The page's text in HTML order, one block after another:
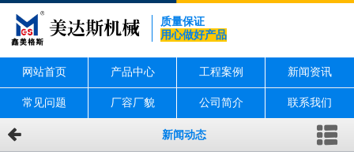
质量保证
用心做好产品
网站首页 产品中心 工程案例 新闻资讯
常见问题 厂容厂貌 公司简介 联系我们
新闻动态